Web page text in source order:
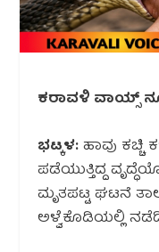
ಕರಾವಳಿ ವಾಯ್ಸ್
ಭಟ್ಕಳ:ಹಾವು ಕಚ್ಚಿ
ಪಡೆಯುತ್ತಿದ್ದ
ಮೃತಪಟ್ಟ ಘಟನೆ
ಅಳ್ವೆಕೊಡಿಯಲ್ಲಿ